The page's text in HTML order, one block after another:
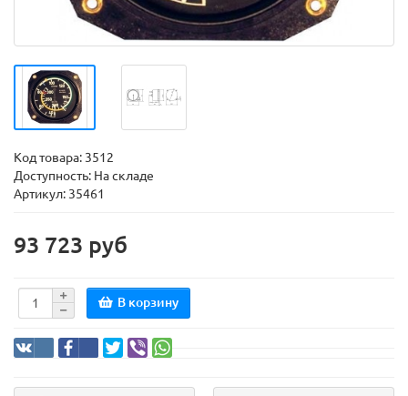
Код товара: 3512
Доступность: На складе
Артикул: 35461
93 723 руб
В корзину